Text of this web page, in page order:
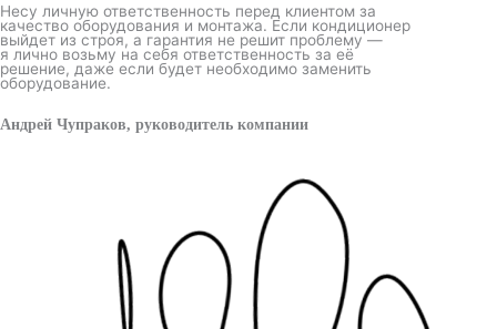
Несу личную ответственность перед клиентом за
качество оборудования и монтажа. Если кондиционер
выйдет из строя, а гарантия не решит проблему —
я лично возьму на себя ответственность за её
решение, даже если будет необходимо заменить
оборудование.
Андрей Чупраков, руководитель компании